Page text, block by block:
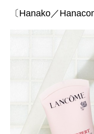
〔Hanako／